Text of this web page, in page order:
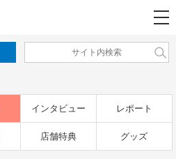
インタビュー レポート
店舗特典 グッズ